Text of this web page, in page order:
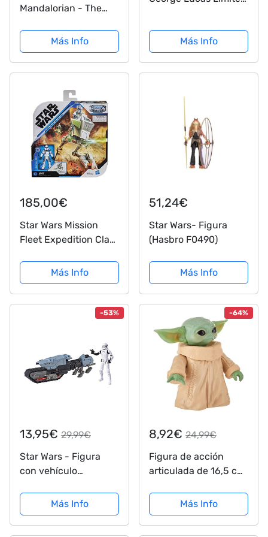
Mandalorian - The
Electronic Edition
Unisex Colección de
Figuras Standard
Más Info
Muñecos acción,
Multicolor
(FF53735L00)
Más Info
185,00€
Star Wars Mission
Fleet Expedition Class
Combat Figura y
vehículo de 6 cm,
Juguetes para niños
de 4 años en adelante
Más Info
51,24€
Star Wars- Figura
(Hasbro F0490)
Más Info
-53%
13,95€ 29,99€
Star Wars - Figura
con vehículo
Primera Orden
(Hasbro E3030EU4)
Más Info
-64%
8,92€ 24,99€
Figura de acción
articulada de 16,5 cm
Mandalorian de Star
Wars, Juguetes para
niños a Partir de 4
Más Info